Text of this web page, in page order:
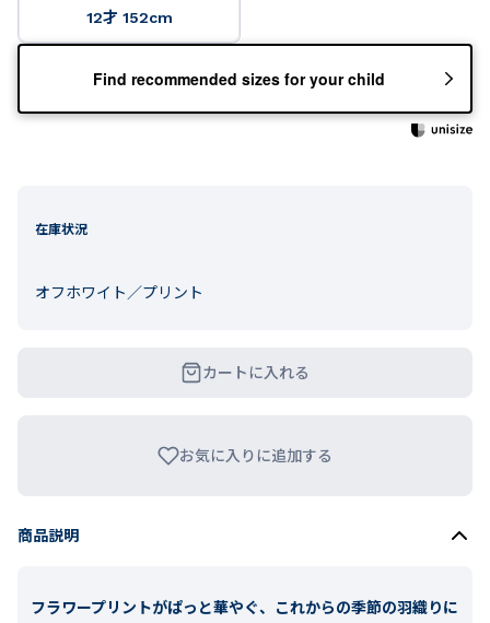
12才 152cm
Find recommended sizes for your child
在庫状況
オフホワイト／プリント
カートに入れる
お気に入りに追加する
商品説明
フラワープリントがぱっと華やぐ、これからの季節の羽織りに